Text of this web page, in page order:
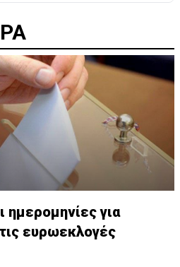
ημερομηνίες για
ευρωεκλογές